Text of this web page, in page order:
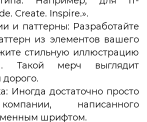
Create. Inspire.».
и паттерны: Разработайте
из элементов вашего
стильную иллюстрацию
Такой мерч выглядит
Иногда достаточно просто
написанного
шрифтом.